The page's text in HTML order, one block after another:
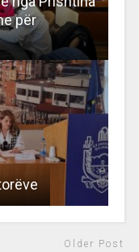
për
Older Post